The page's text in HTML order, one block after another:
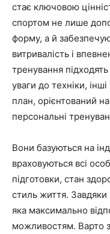
стає ключовою
спортом не лише
форму, а й
витривалість і
тренування
уваги до техніки,
план, орієнтований
персональні
Вони базуються на
враховуються всі
підготовки, стан
стиль життя.
яка максимально
можливостям. Варто